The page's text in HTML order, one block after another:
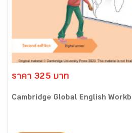
ราคา 325 บาท
Cambridge Global English